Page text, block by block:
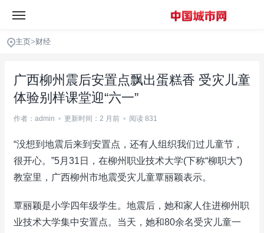
主页>财经
广西柳州震后安置点飘出蛋糕香 受灾儿童
体验别样课堂迎“六一”
作者：admin • 更新时间：2 月前 • 阅读 831
“没想到地震后来到安置点，还有人组织我们过儿童节，
很开心。”5月31日，在柳州职业技术大学(下称“柳职大”)
教室里，广西柳州市地震受灾儿童覃丽颖表示。
覃丽颖是小学四年级学生。地震后，她和家人住进柳州职
业技术大学集中安置点。当天，她和80余名受灾儿童一